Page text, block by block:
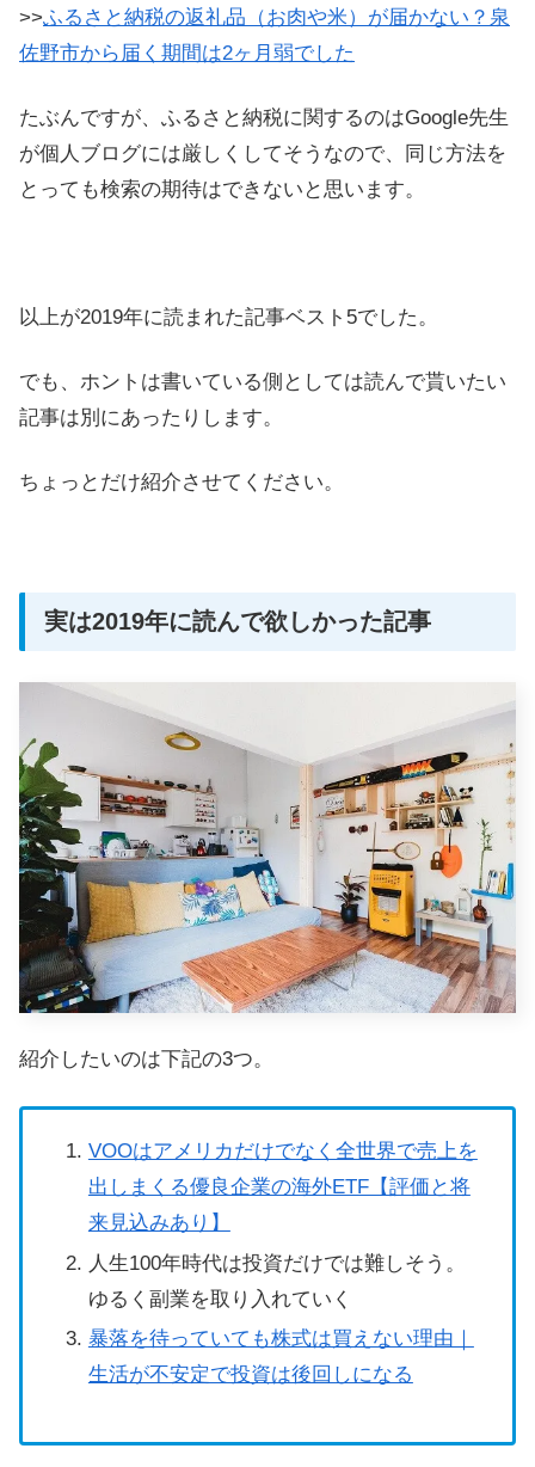
>>ふるさと納税の返礼品（お肉や米）が届かない？泉
佐野市から届く期間は2ヶ月弱でした
たぶんですが、ふるさと納税に関するのはGoogle先生
が個人ブログには厳しくしてそうなので、同じ方法を
とっても検索の期待はできないと思います。
以上が2019年に読まれた記事ベスト5でした。
でも、ホントは書いている側としては読んで貰いたい
記事は別にあったりします。
ちょっとだけ紹介させてください。
実は2019年に読んで欲しかった記事
紹介したいのは下記の3つ。
VOOはアメリカだけでなく全世界で売上を
出しまくる優良企業の海外ETF【評価と将
来見込みあり】
人生100年時代は投資だけでは難しそう。
ゆるく副業を取り入れていく
暴落を待っていても株式は買えない理由｜
生活が不安定で投資は後回しになる